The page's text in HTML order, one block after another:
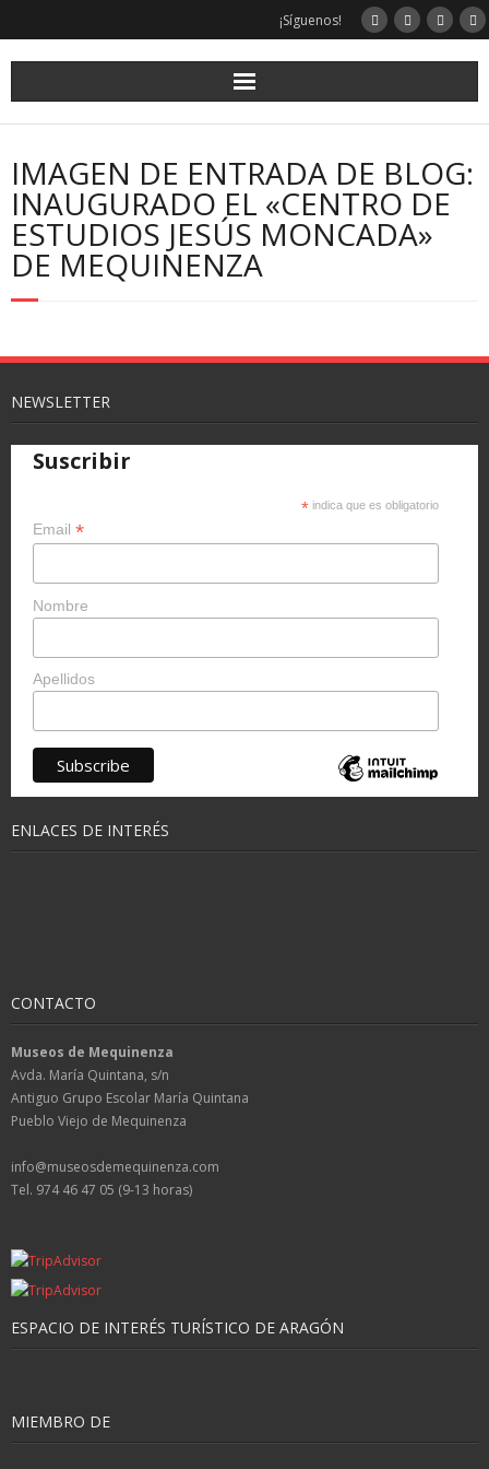
¡Síguenos!
IMAGEN DE ENTRADA DE BLOG:
INAUGURADO EL «CENTRO DE
ESTUDIOS JESÚS MONCADA»
DE MEQUINENZA
NEWSLETTER
Suscribir
* indica que es obligatorio
Email *
Nombre
Apellidos
ENLACES DE INTERÉS
CONTACTO
Museos de Mequinenza
Avda. María Quintana, s/n
Antiguo Grupo Escolar María Quintana
Pueblo Viejo de Mequinenza
info@museosdemequinenza.com
Tel. 974 46 47 05 (9-13 horas)
ESPACIO DE INTERÉS TURÍSTICO DE ARAGÓN
MIEMBRO DE